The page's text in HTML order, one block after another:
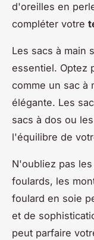
d'oreilles en
compléter votre
Les sacs à main
essentiel. Optez
comme un sac à
élégante. Les
sacs à dos ou
l'équilibre de
N'oubliez pas
foulards, les
foulard en soie
et de
peut parfaire